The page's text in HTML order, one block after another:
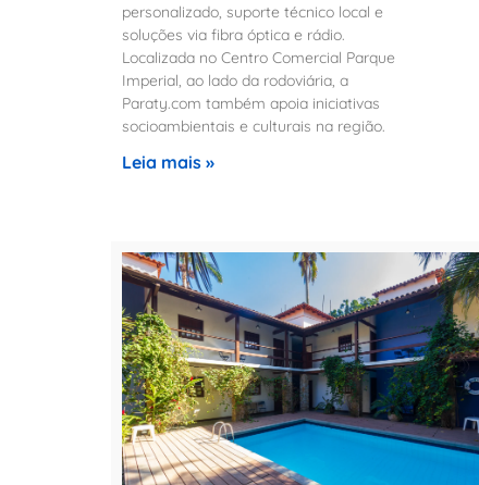
personalizado, suporte técnico local e
soluções via fibra óptica e rádio.
Localizada no Centro Comercial Parque
Imperial, ao lado da rodoviária, a
Paraty.com também apoia iniciativas
socioambientais e culturais na região.
Leia mais »